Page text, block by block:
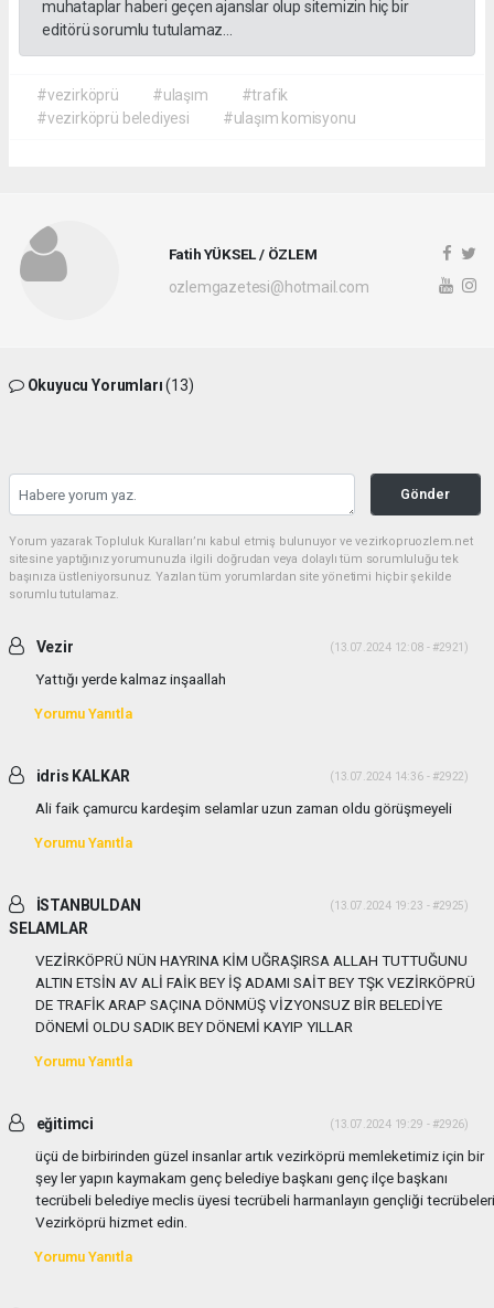
muhataplar haberi geçen ajanslar olup sitemizin hiç bir
editörü sorumlu tutulamaz...
#vezirköprü #ulaşım
#trafik
#vezirköprü belediyesi
#ulaşım komisyonu
Fatih YÜKSEL / ÖZLEM
ozlemgazetesi@hotmail.com
Okuyucu Yorumları(13)
Gönder
Yorum yazarak Topluluk Kuralları’nı kabul etmiş bulunuyor ve vezirkopruozlem.net
sitesine yaptığınız yorumunuzla ilgili doğrudan veya dolaylı tüm sorumluluğu tek
başınıza üstleniyorsunuz. Yazılan tüm yorumlardan site yönetimi hiçbir şekilde
sorumlu tutulamaz.
Vezir (13.07.2024 12:08 - #2921)
Yattığı yerde kalmaz inşaallah
Yorumu Yanıtla
idris KALKAR (13.07.2024 14:36 - #2922)
Ali faik çamurcu kardeşim selamlar uzun zaman oldu görüşmeyeli
Yorumu Yanıtla
İSTANBULDAN
SELAMLAR
(13.07.2024 19:23 - #2925)
VEZİRKÖPRÜ NÜN HAYRINA KİM UĞRAŞIRSA ALLAH TUTTUĞUNU
ALTIN ETSİN AV ALİ FAİK BEY İŞ ADAMI SAİT BEY TŞK VEZİRKÖPRÜ
DE TRAFİK ARAP SAÇINA DÖNMÜŞ VİZYONSUZ BİR BELEDİYE
DÖNEMİ OLDU SADIK BEY DÖNEMİ KAYIP YILLAR
Yorumu Yanıtla
eğitimci (13.07.2024 19:29 - #2926)
üçü de birbirinden güzel insanlar artık vezirköprü memleketimiz için bir
şey ler yapın kaymakam genç belediye başkanı genç ilçe başkanı
tecrübeli belediye meclis üyesi tecrübeli harmanlayın gençliği tecrübeleri
Vezirköprü hizmet edin.
Yorumu Yanıtla